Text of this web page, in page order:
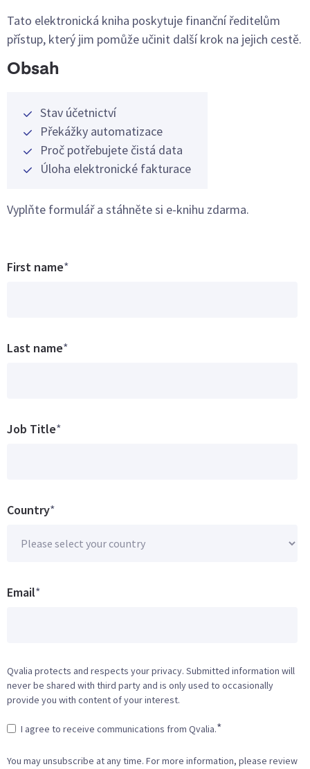
Tato elektronická kniha poskytuje finanční ředitelům
přístup, který jim pomůže učinit další krok na jejich cestě.
Obsah
Stav účetnictví
Překážky automatizace
Proč potřebujete čistá data
Úloha elektronické fakturace
Vyplňte formulář a stáhněte si e-knihu zdarma.
First name*
Last name*
Job Title*
Country*
Email*
Qvalia protects and respects your privacy. Submitted information will
never be shared with third party and is only used to occasionally
provide you with content of your interest.
I agree to receive communications from Qvalia.*
You may unsubscribe at any time. For more information, please review